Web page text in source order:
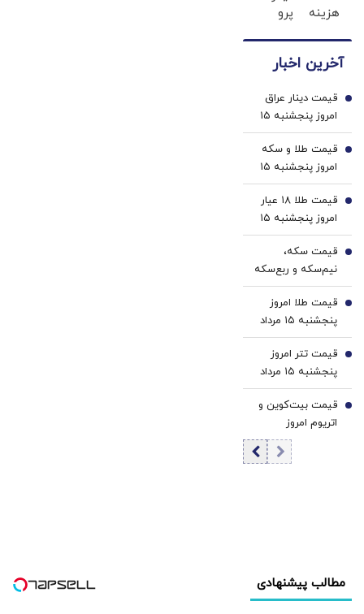
هزینه
پزشکی
سفید
کننده
خانگی
پرو
داری؟
سریع
بفروشش
آخرین اخبار
قیمت دینار عراق
امروز پنجشنبه ۱۵
مرداد 1405/ کاهش
قیمت دینار
1
قیمت طلا و سکه
امروز پنجشنبه ۱۵
مرداد ۱۴۰۵/افزایش
قیمت طلا و سکه
2
قیمت طلا ۱۸ عیار
امروز پنجشنبه ۱۵
مرداد ۱۴۰۵/افزایش
قیمت طلا
3
قیمت سکه،
نیم‌سکه و ربع‌سکه
امروز پنجشنبه ۱۵
مرداد ۱۴۰۵/ افزایش
قیمت سکه
4
قیمت طلا امروز
پنجشنبه ۱۵ مرداد
۱۴۰۵/ افزایش
قیمت طلا
5
قیمت تتر امروز
پنجشنبه ۱۵ مرداد
1405 / کاهش
قیمت تتر
6
قیمت بیت‌کوین و
اتریوم امروز
پنجشنبه ۱۵ مرداد
۱۴۰۵/ افزایش
7
مطالب پیشنهادی